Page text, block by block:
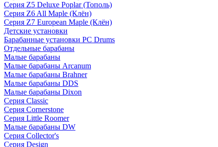
Серия Z5 Deluxe Poplar (Тополь)
Серия Z6 All Maple (Клён)
Серия Z7 European Maple (Клён)
Детские установки
Барабанные установки PC Drums
Отдельные барабаны
Малые барабаны
Малые барабаны Arcanum
Малые барабаны Brahner
Малые барабаны DDS
Малые барабаны Dixon
Серия Classic
Серия Cornerstone
Серия Little Roomer
Малые барабаны DW
Серия Collector's
Серия Design